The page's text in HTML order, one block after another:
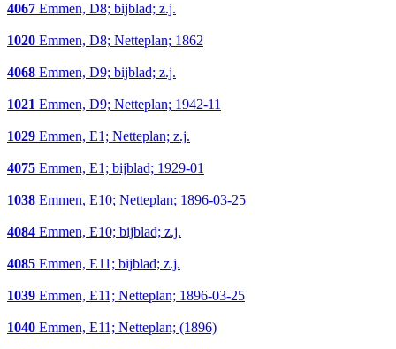
4067 Emmen, D8; bijblad; z.j.
1020 Emmen, D8; Netteplan; 1862
4068 Emmen, D9; bijblad; z.j.
1021 Emmen, D9; Netteplan; 1942-11
1029 Emmen, E1; Netteplan; z.j.
4075 Emmen, E1; bijblad; 1929-01
1038 Emmen, E10; Netteplan; 1896-03-25
4084 Emmen, E10; bijblad; z.j.
4085 Emmen, E11; bijblad; z.j.
1039 Emmen, E11; Netteplan; 1896-03-25
1040 Emmen, E11; Netteplan; (1896)